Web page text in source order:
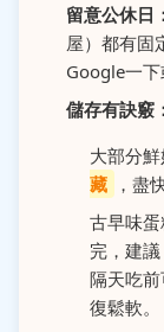
留意公休日：
屋）都有固
Google一下
儲存有訣竅：
大部分
藏 ，盡
古早味
完，建議
隔天吃
復鬆軟。